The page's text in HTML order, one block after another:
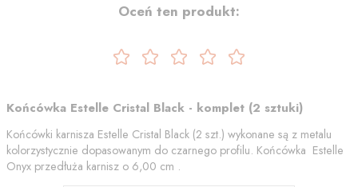
Oceń ten produkt:
Końcówka Estelle Cristal Black - komplet (2 sztuki)
Końcówki karnisza Estelle Cristal Black (2 szt.) wykonane są z metalu
kolorzystycznie dopasowanym do czarnego profilu. Końcówka Estelle
Onyx przedłuża karnisz o 6,00 cm .